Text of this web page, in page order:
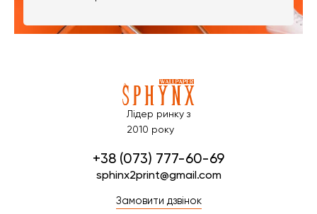
Лідер ринку з
2010 року
+38 (073) 777-60-69
sphinx2print@gmail.com
Замовити дзвінок